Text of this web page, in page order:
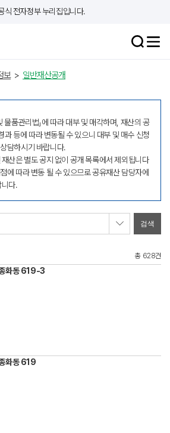
식 전자정부 누리집입니다.
보 > 일반재산공개
물품관리법」에 따라 대부 및 매각하며, 재산의 공
과 등에 따라 변동될 수 있으니 대부 및 매수 신청
담하시기 바랍니다.
산은 별도 공지 없이 공개 목록에서 제외됩니다
에 따라 변동 될 수 있으므로 공유재산 담당자에
다.
총 628건
종화동 619-3
화동 619